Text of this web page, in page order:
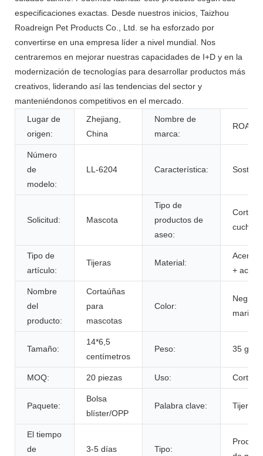
especificaciones exactas. Desde nuestros inicios, Taizhou
Roadreign Pet Products Co., Ltd. se ha esforzado por
convertirse en una empresa líder a nivel mundial. Nos
centraremos en mejorar nuestras capacidades de I+D y en la
modernización de tecnologías para desarrollar productos más
creativos, liderando así las tendencias del sector y
manteniéndonos competitivos en el mercado.
Lugar de
origen:
Zhejiang,
China
Nombre de
marca:
Número
de
modelo:
LL-6204 Característica:
Solicitud: Mascota
Tipo de
productos de
aseo:
Tipo de
artículo:
Tijeras Material:
Acero
+ acero
Nombre
del
producto:
Cortaúñas
para
mascotas
Color:
Negro/
marino/
Tamaño:
14*6,5
centímetros
Peso: 35
MOQ: 20 piezas Uso:
Paquete:
Bolsa
blíster/OPP
Palabra clave: Tijeras
El tiempo
de
3-5 días Tipo: